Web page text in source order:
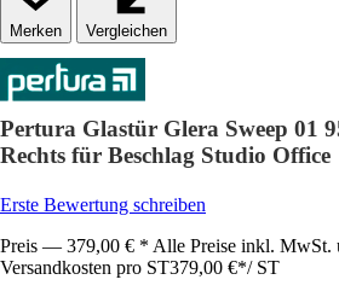
Vergleichen
Pertura Glastür Glera Sweep 01
Rechts für Beschlag Studio Office
Erste Bewertung schreiben
Preis — 379,00 € * Alle Preise inkl. MwSt.
Versandkosten pro ST379,00 €*/ ST